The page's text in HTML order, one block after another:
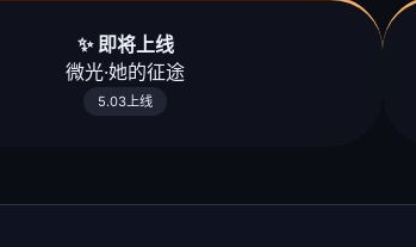
✨ 即将上线
微光·她的征途
5.03上线